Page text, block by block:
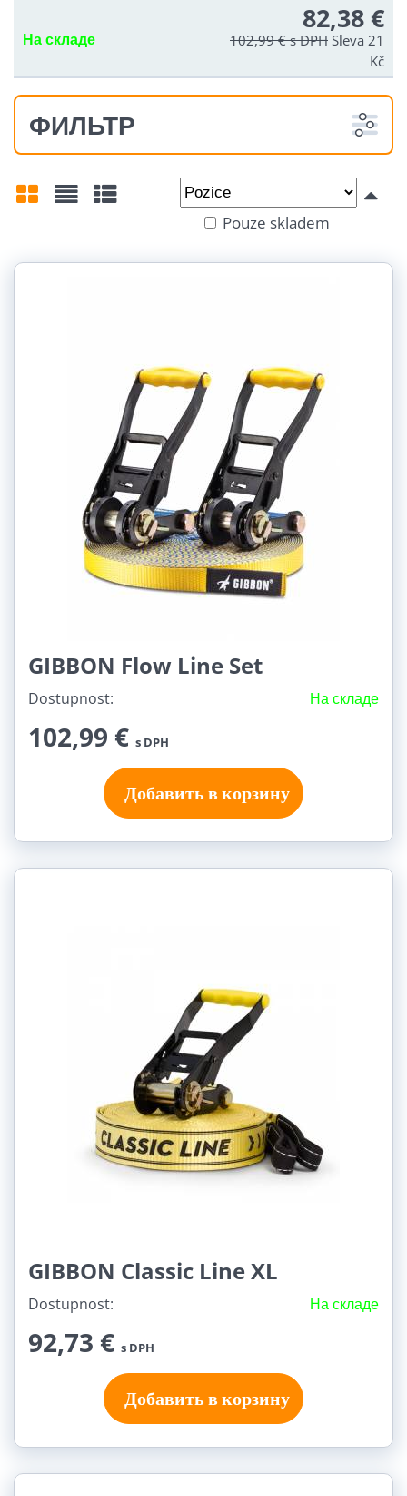
На складе
82,38 €
102,99 €s DPHSleva 21
Kč
ФИЛЬТР
Do:
Délka:
2,5 cm (1)
Rodinná (3) Freestyle triky (1)
Pouze skladem
GIBBON Flow Line Set
Dostupnost: На складе
102,99 € s DPH
Добавить в корзину
GIBBON Classic Line XL
Dostupnost: На складе
92,73 € s DPH
Добавить в корзину